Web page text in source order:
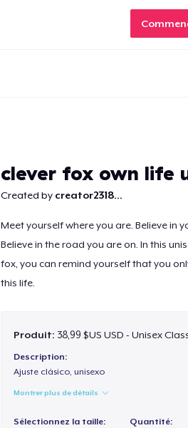
clever fox own life
Created by creator2318...
Meet yourself where you are. Believe in
Believe in the road you are on. In this
fox, you can remind yourself that you
this life.
Produit: 38,99 $US USD - Unisex
Description:
Ajuste clásico, unisexo
Montrer plus de détails
Sélectionnez la taille: Quantité: